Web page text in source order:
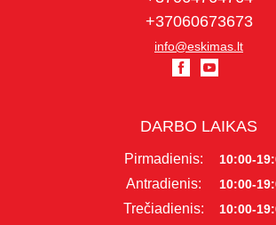
+37060673673
info@eskimas.lt
DARBO LAIKAS
Pirmadienis: 10:00-
Antradienis: 10:00-
Trečiadienis: 10:00-